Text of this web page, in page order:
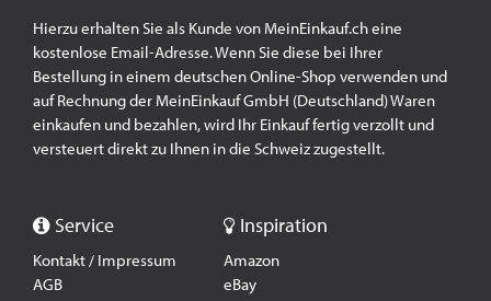
Hierzu erhalten Sie als Kunde von MeinEinkauf.ch eine
kostenlose Email-Adresse. Wenn Sie diese bei Ihrer
Bestellung in einem deutschen Online-Shop verwenden und
auf Rechnung der MeinEinkauf GmbH (Deutschland) Waren
einkaufen und bezahlen, wird Ihr Einkauf fertig verzollt und
versteuert direkt zu Ihnen in die Schweiz zugestellt.
Service
Kontakt / Impressum
AGB
Inspiration
Amazon
eBay